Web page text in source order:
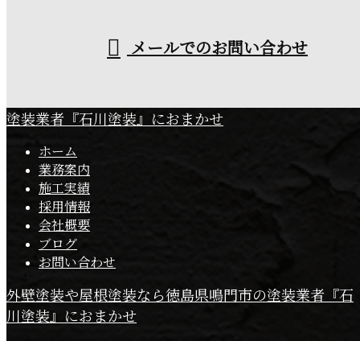
メールでのお問い合わせ
塗装業者『石川塗装』におまかせ
ホーム
業務案内
施工実績
採用情報
会社概要
ブログ
お問い合わせ
外壁塗装や屋根塗装なら徳島県鳴門市の塗装業者『石
川塗装』におまかせ